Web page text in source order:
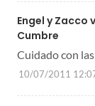
Engel y Zacco
Cumbre
Cuidado con
10/07/2011